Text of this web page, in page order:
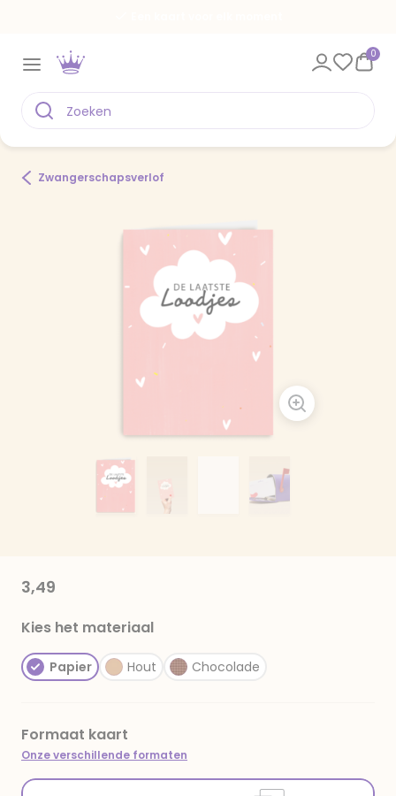
0
Zwangerschapsverlof
3,49
Kies het materiaal
Papier Hout Chocolade
Formaat kaart
Onze verschillende formaten